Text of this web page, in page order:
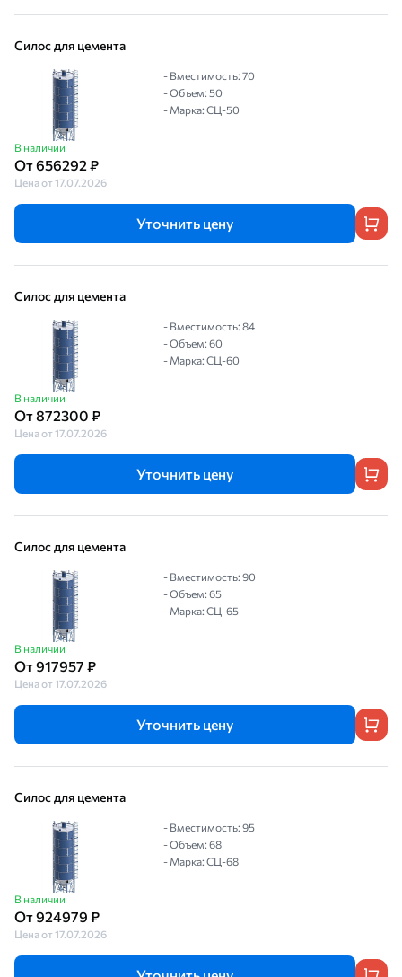
Силос для цемента
В наличии
От 656292 ₽
Цена от 17.07.2026
- Вместимость: 70
- Объем: 50
- Марка: СЦ-50
Уточнить цену
Силос для цемента
В наличии
От 872300 ₽
Цена от 17.07.2026
- Вместимость: 84
- Объем: 60
- Марка: СЦ-60
Уточнить цену
Силос для цемента
В наличии
От 917957 ₽
Цена от 17.07.2026
- Вместимость: 90
- Объем: 65
- Марка: СЦ-65
Уточнить цену
Силос для цемента
В наличии
От 924979 ₽
Цена от 17.07.2026
- Вместимость: 95
- Объем: 68
- Марка: СЦ-68